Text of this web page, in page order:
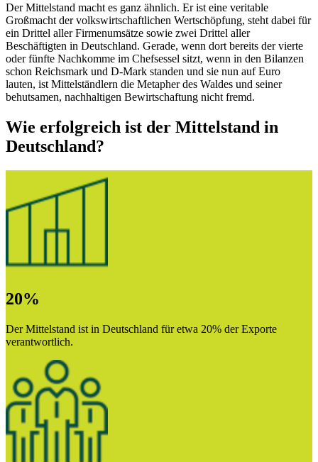
Der Mittelstand macht es ganz ähnlich. Er ist eine veritable
Großmacht der volkswirtschaftlichen Wertschöpfung, steht dabei für
ein Drittel aller Firmenumsätze sowie zwei Drittel aller
Beschäftigten in Deutschland. Gerade, wenn dort bereits der vierte
oder fünfte Nachkomme im Chefsessel sitzt, wenn in den Bilanzen
schon Reichsmark und D-Mark standen und sie nun auf Euro
lauten, ist Mittelständlern die Metapher des Waldes und seiner
behutsamen, nachhaltigen Bewirtschaftung nicht fremd.
Wie erfolgreich ist der Mittelstand in
Deutschland?
20%
Der Mittelstand ist in Deutschland für etwa 20% der Exporte
verantwortlich.